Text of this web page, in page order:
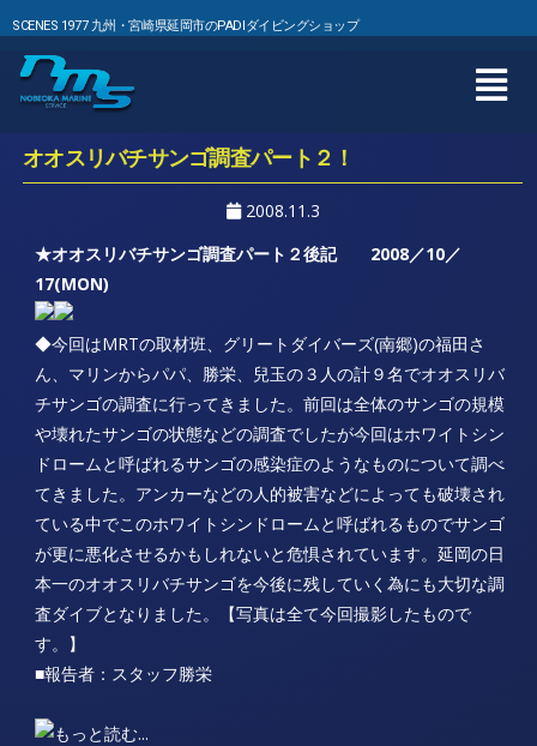
SCENES 1977 九州・宮崎県延岡市のPADIダイビングショップ
オオスリバチサンゴ調査パート２！
2008.11.3
★オオスリバチサンゴ調査パート２後記 2008／10／
17(MON)
◆今回はMRTの取材班、グリートダイバーズ(南郷)の福田さ
ん、マリンからパパ、勝栄、兒玉の３人の計９名でオオスリバ
チサンゴの調査に行ってきました。前回は全体のサンゴの規模
や壊れたサンゴの状態などの調査でしたが今回はホワイトシン
ドロームと呼ばれるサンゴの感染症のようなものについて調べ
てきました。アンカーなどの人的被害などによっても破壊され
ている中でこのホワイトシンドロームと呼ばれるものでサンゴ
が更に悪化させるかもしれないと危惧されています。延岡の日
本一のオオスリバチサンゴを今後に残していく為にも大切な調
査ダイブとなりました。【写真は全て今回撮影したもので
す。】
■報告者：スタッフ勝栄